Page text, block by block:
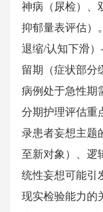
神病（尿检）、
抑郁量表评估）
退缩/认知下滑
留期（症状部分
病例处于急性期
分期护理评估重
录患者妄想主题
至新对象）、逻
统性妄想可能引
现实检验能力的